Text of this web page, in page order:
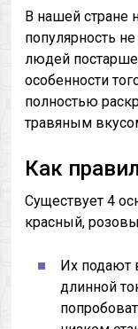
В нашей стране
популярность
людей
особенности
полностью
травяным
Как
Существует 4
красный,
Их подают
длинной